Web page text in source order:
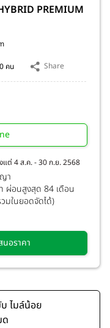
PREMIUM
คน Share
แต่ 4 ส.ค. - 30 ก.ย. 2568
า
ผ่อนสูงสุด 84 เดือน
มในยอดจัดได้)
นอราคา
ไมล์น้อย
ด